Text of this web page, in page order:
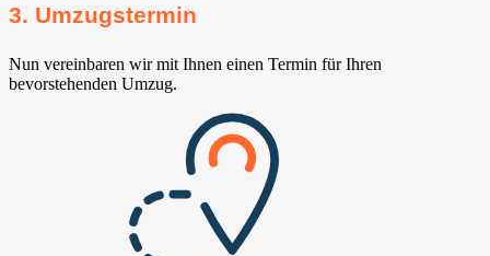
3. Umzugstermin
Nun vereinbaren wir mit Ihnen einen Termin für Ihren
bevorstehenden Umzug.